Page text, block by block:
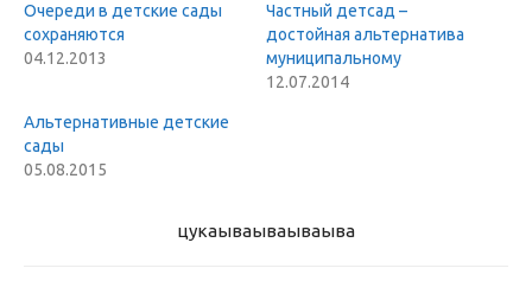
Очереди в детские сады
сохраняются
04.12.2013
Частный детсад –
достойная альтернатива
муниципальному
12.07.2014
Альтернативные детские
сады
05.08.2015
цукаываываываыва